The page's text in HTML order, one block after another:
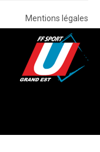
Mentions légales